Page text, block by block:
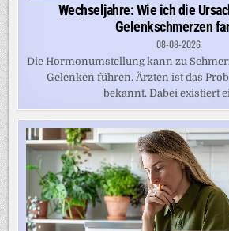
Wechseljahre: Wie ich die
Gelenkschmerzen
08-08-2026
Die Hormonumstellung kann zu
Gelenken führen. Ärzten ist das
bekannt. Dabei existiert